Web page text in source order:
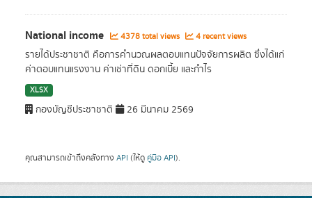
National income 4378 total views 4 recent views
รายได้ประชาชาติ คือการคำนวณผลตอบแทนปัจจัยการผลิต ซึ่งได้แก่
ค่าตอบแทนแรงงาน ค่าเช่าที่ดิน ดอกเบี้ย และกำไร
XLSX
กองบัญชีประชาชาติ 26 มีนาคม 2569
คุณสามารถเข้าถึงคลังทาง API (ให้ดู คู่มือ API).